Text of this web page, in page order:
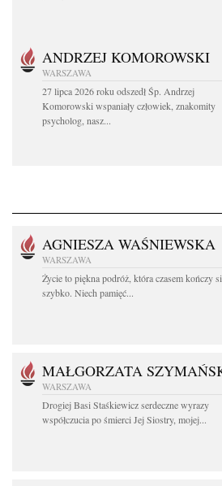
ANDRZEJ KOMOROWSKI
WARSZAWA
27 lipca 2026 roku odszedł Śp. Andrzej
Komorowski wspaniały człowiek, znakomity
psycholog, nasz...
AGNIESZA WAŚNIEWSKA
WARSZAWA
Życie to piękna podróż, która czasem kończy
szybko. Niech pamięć...
MAŁGORZATA
WARSZAWA
Drogiej Basi Staśkiewicz serdeczne wyrazy
współczucia po śmierci Jej Siostry, mojej...